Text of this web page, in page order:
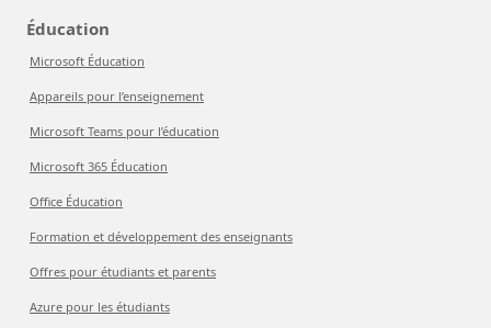
Éducation
Microsoft Éducation
Appareils pour l’enseignement
Microsoft Teams pour l’éducation
Microsoft 365 Éducation
Office Éducation
Formation et développement des enseignants
Offres pour étudiants et parents
Azure pour les étudiants